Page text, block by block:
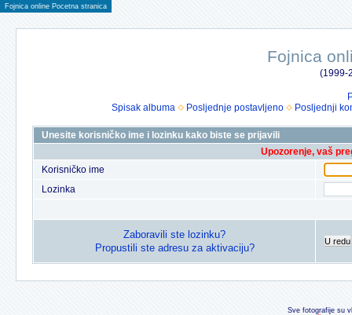
Fojnica online Pocetna stranica
Fojnica
(1999-
Spisak albuma
Posljednje postavljeno Posljednji
Unesite korisničko ime i lozinku kako biste se prijavili
Upozorenje, vaš
Korisničko ime
Lozinka
Zaboravili ste lozinku?
Propustili ste adresu za aktivaciju?
U redu
Sve fotografije su